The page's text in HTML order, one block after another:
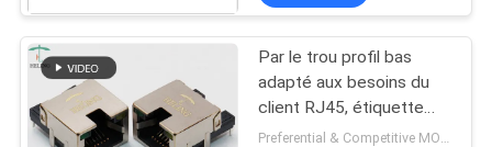
POLITIQUE
EN
MATIÈRE
Par le trou profil bas
adapté aux besoins du
client RJ45, étiquette
vers le haut de